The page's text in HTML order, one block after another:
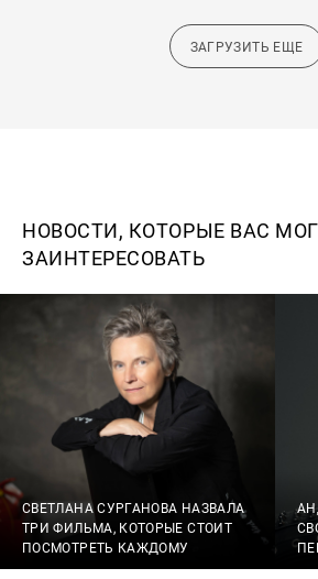
ЗАГРУЗИТЬ ЕЩЕ
НОВОСТИ, КОТОРЫЕ ВАС
ЗАИНТЕРЕСОВАТЬ
СВЕТЛАНА СУРГАНОВА НАЗВАЛА
ТРИ ФИЛЬМА, КОТОРЫЕ СТОИТ
ПОСМОТРЕТЬ КАЖДОМУ